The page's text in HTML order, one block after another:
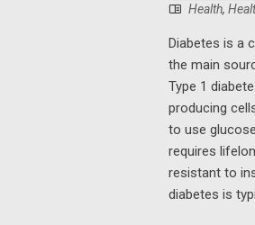
Health,
Diabetes is a
the main
Type 1
producing
to use
requires
resistant to
diabetes is